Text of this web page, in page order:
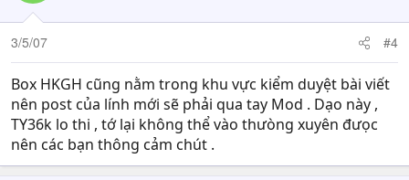
3/5/07 #4
Box HKGH cũng nằm trong khu vực kiểm duyệt bài viết
nên post của lính mới sẽ phải qua tay Mod . Dạo này ,
TY36k lo thi , tớ lại không thể vào thưòng xuyên đưọc
nên các bạn thông cảm chút .